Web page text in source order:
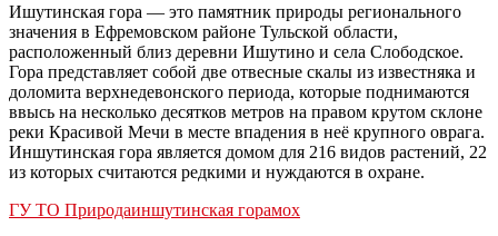
Ишутинская гора — это памятник природы регионального
значения в Ефремовском районе Тульской области,
расположенный близ деревни Ишутино и села Слободское.
Гора представляет собой две отвесные скалы из известняка и
доломита верхнедевонского периода, которые поднимаются
ввысь на несколько десятков метров на правом крутом склоне
реки Красивой Мечи в месте впадения в неё крупного оврага.
Иншутинская гора является домом для 216 видов растений, 22
из которых считаются редкими и нуждаются в охране.
ГУ ТО Природаиншутинская горамох